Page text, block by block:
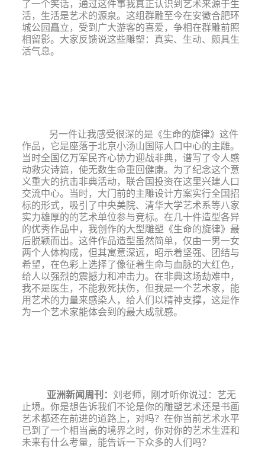
了一个笑话，通过这件事我真正认识到艺术来源于生
活，生活是艺术的源泉。这组群雕至今在安徽合肥环
城公园矗立，受到广大游客的喜爱，争相在群雕前照
相留影。大家反馈说这些雕塑：真实、生动、颇具生
活气息。
另一件让我感受很深的是《生命的旋律》这件
作品，它是座落于北京小汤山国际人口中心的主雕。
当时全国亿万军民齐心协力迎战非典，谱写了令人感
动救灾诗篇，使无数生命重回健康。为了纪念这个意
义重大的抗击非典活动，联合国投资在这里兴建人口
交流中心。当时，大门前的主雕设计方案实行全国招
标的形式，吸引了中央美院、清华大学艺术系等八家
实力雄厚的的艺术单位参与竞标。在几十件造型各异
的优秀作品中，我创作的大型雕塑《生命的旋律》最
后脱颖而出。这件作品造型虽然简单，仅由一男一女
两个人体构成，但其寓意深远，昭示着坚强、团结与
希望，在色彩上选择了像征着生命与血脉的大红色，
给人以强烈的震撼力和冲击力。在非典这场劫难中，
我不是医生，不能救死扶伤，但我是一个艺术家，能
用艺术的力量来感染人，给人们以精神支撑，这是作
为一个艺术家能体会到的最大成就感。
亚洲新闻周刊 ： 刘老师，刚才听你说过： 艺无
止境。你是想告诉我们不论是你的雕塑艺术还是书画
艺术都还在前进的道路上，对吗？在你当前艺术水平
已到了一个相当高的境界之时，你对你的艺术生涯和
未来有什么考量，能告诉一下众多的人们吗？